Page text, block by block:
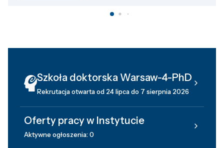
Szkoła doktorska Warsaw-4-PhD
Rekrutacja otwarta od 24 lipca do 7 sierpnia 2026
Oferty pracy w Instytucie
Aktywne ogłoszenia: 0